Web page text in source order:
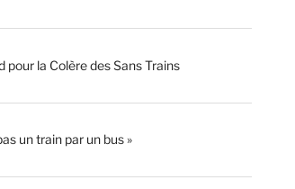
la Colère des Sans Trains
un train par un bus »